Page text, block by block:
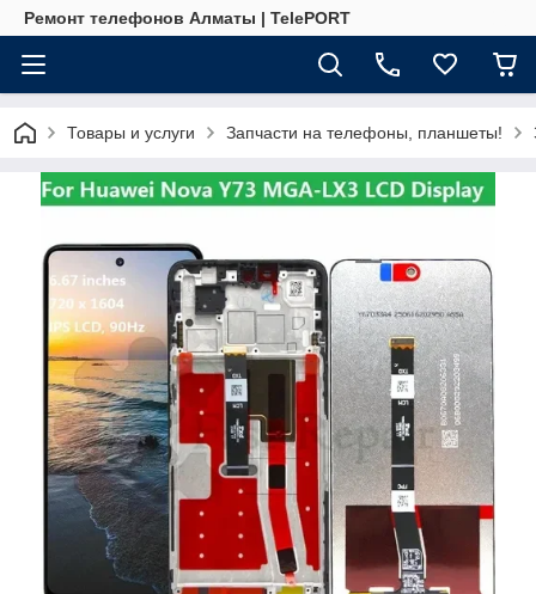
Ремонт телефонов Алматы | TelePORT
Товары и услуги Запчасти на телефоны, планшеты!